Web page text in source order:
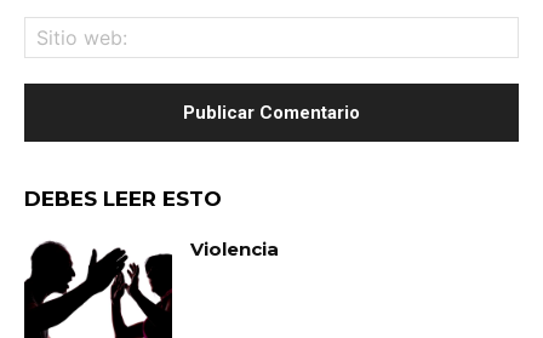
DEBES LEER ESTO
Violencia